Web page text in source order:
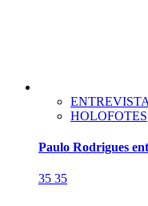
HOLOFOTES
Paulo Rodrigues
35 35